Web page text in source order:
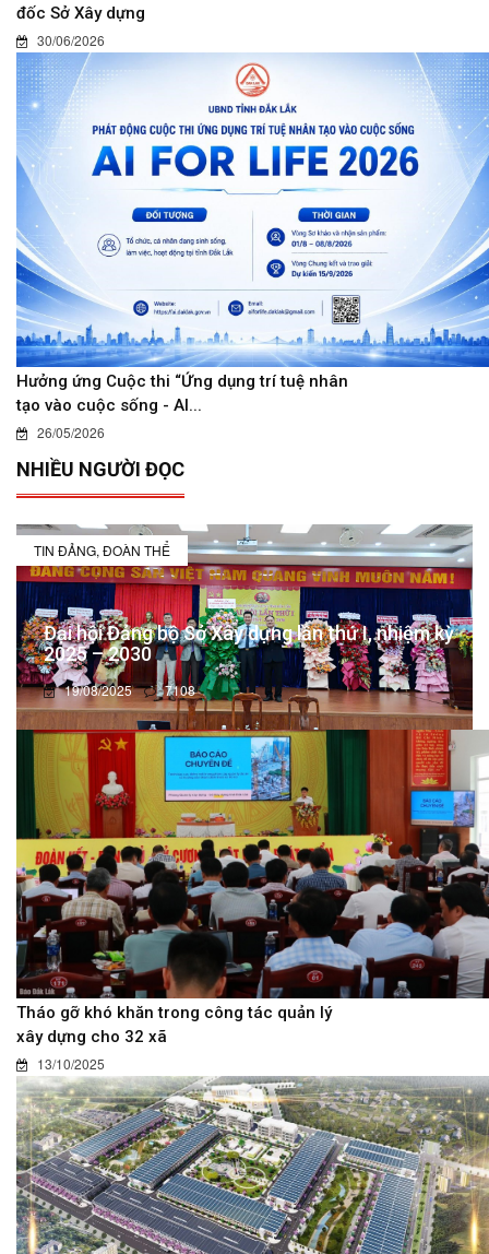
đốc Sở Xây dựng
30/06/2026
Hưởng ứng Cuộc thi “Ứng dụng trí tuệ nhân
tạo vào cuộc sống - AI...
26/05/2026
NHIỀU NGƯỜI ĐỌC
TIN ĐẢNG, ĐOÀN THỂ
Đại hội Đảng bộ Sở Xây dựng lần thứ I, nhiệm kỳ
2025 – 2030
19/08/2025 7108
Tháo gỡ khó khăn trong công tác quản lý
xây dựng cho 32 xã
13/10/2025